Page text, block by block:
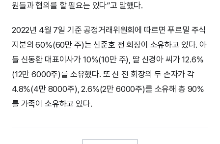
원들과 협의를 할 필요는 있다”고 말했다.
2022년 4월 7일 기준 공정거래위원회에 따르면 푸르밀 주식
지분의 60%(60만 주)는 신준호 전 회장이 소유하고 있다. 아
들 신동환 대표이사가 10%(10만 주), 딸 신경아 씨가 12.6%
(12만 6000주)를 소유했다. 또 신 전 회장의 두 손자가 각
4.8%(4만 8000주), 2.6%(2만 6000주)를 소유해 총 90%
를 가족이 소유하고 있다.